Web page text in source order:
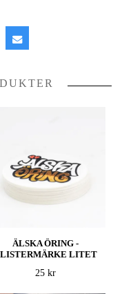
ÄLSKA ÖRING -
LITET
25 kr